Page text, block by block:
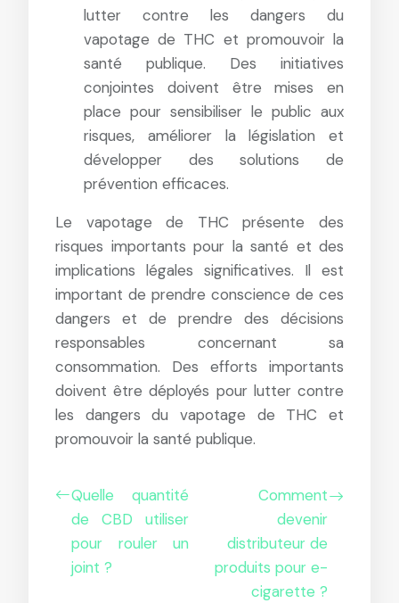
lutter contre les dangers du
vapotage de THC et promouvoir la
santé publique. Des initiatives
conjointes doivent être mises en
place pour sensibiliser le public aux
risques, améliorer la législation et
développer des solutions de
prévention efficaces.
Le vapotage de THC présente des
risques importants pour la santé et des
implications légales significatives. Il est
important de prendre conscience de ces
dangers et de prendre des décisions
responsables concernant sa
consommation. Des efforts importants
doivent être déployés pour lutter contre
les dangers du vapotage de THC et
promouvoir la santé publique.
Quelle quantité
de CBD utiliser
pour rouler un
joint ?
Comment
devenir
distributeur de
produits pour e-
cigarette ?